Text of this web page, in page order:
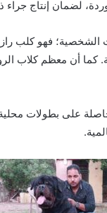
لضمان إنتاج
الشخصية؛ فهو كلب
كما أن معظم كلاب
على بطولات